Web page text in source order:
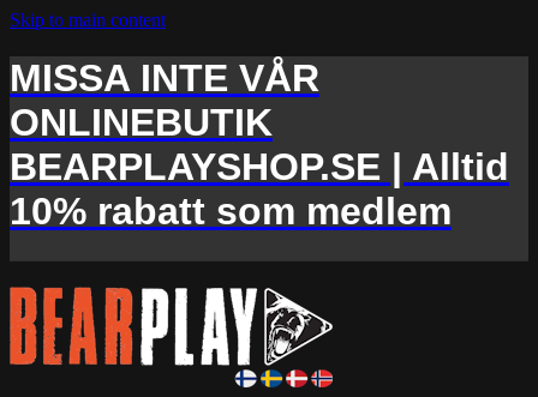
Skip to main content
MISSA INTE VÅR
ONLINEBUTIK
BEARPLAYSHOP.SE | Alltid
10% rabatt som medlem